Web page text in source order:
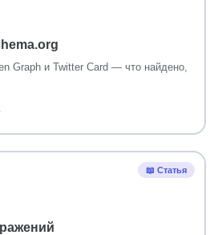
Graph и Twitter Card — что найдено,
📖 Статья